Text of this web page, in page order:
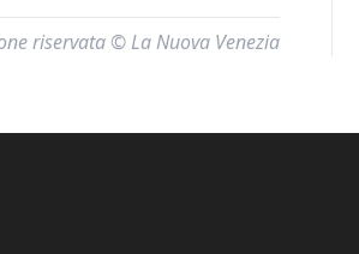
riservata © La Nuova Venezia